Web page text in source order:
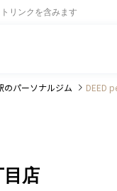
リンクを含みます
のパーソナルジム DEED
店